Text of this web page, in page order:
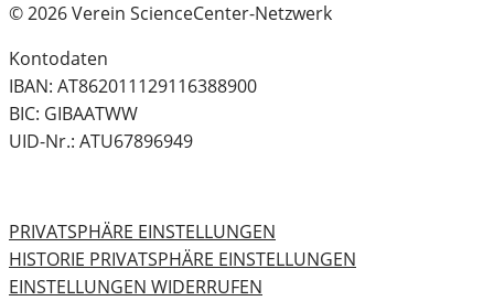
© 2026 Verein ScienceCenter-Netzwerk
Kontodaten
IBAN: AT862011129116388900
BIC: GIBAATWW
UID-Nr.: ATU67896949
PRIVATSPHÄRE EINSTELLUNGEN
HISTORIE PRIVATSPHÄRE EINSTELLUNGEN
EINSTELLUNGEN WIDERRUFEN